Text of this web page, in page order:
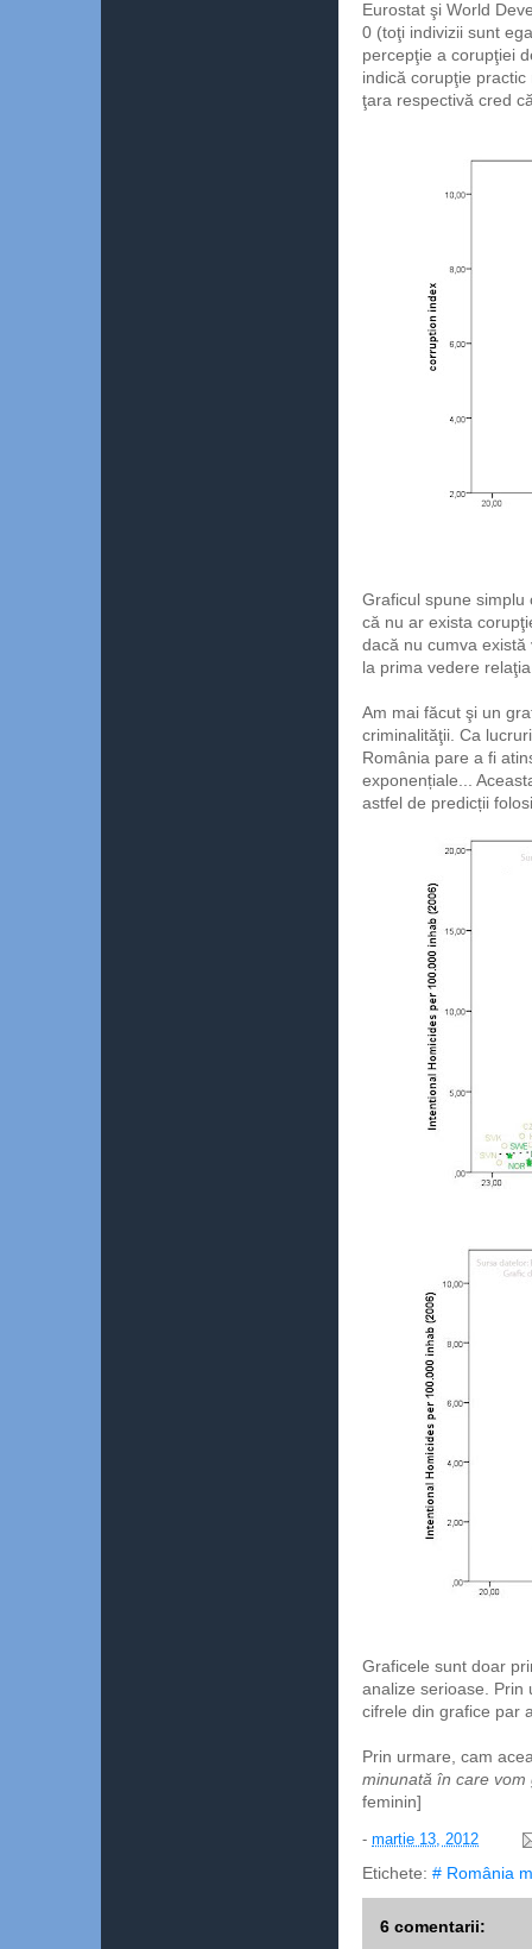
Eurostat şi World
0 (toţi indivizii sunt
percepţie a corupţiei
indică corupţie
ţara respectivă cred
Graficul spune
că nu ar exista
dacă nu cumva
la prima vedere
Am mai făcut şi un
criminalităţii. Ca
România pare a fi
exponențiale...
astfel de predicții
Graficele sunt doar
analize serioase. Prin
cifrele din grafice par
Prin urmare, cam
minunată în care vom
feminin]
- martie 13, 2012
Etichete: # România
6 comentarii: